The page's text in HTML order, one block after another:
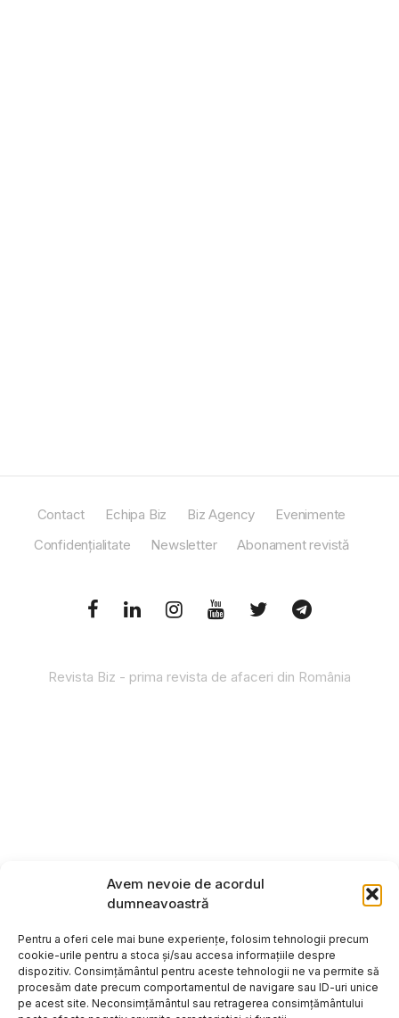
Avem nevoie de acordul
dumneavoastră
Pentru a oferi cele mai bune experiențe, folosim tehnologii precum
cookie-urile pentru a stoca și/sau accesa informațiile despre
dispozitiv. Consimțământul pentru aceste tehnologii ne va permite să
procesăm date precum comportamentul de navigare sau ID-uri unice
pe acest site. Neconsimțământul sau retragerea consimțământului
Contact Echipa Biz Biz Agency
Evenimente
Confidențialitate
Newsletter Abonament revistă
Revista Biz - prima revista de afaceri din România